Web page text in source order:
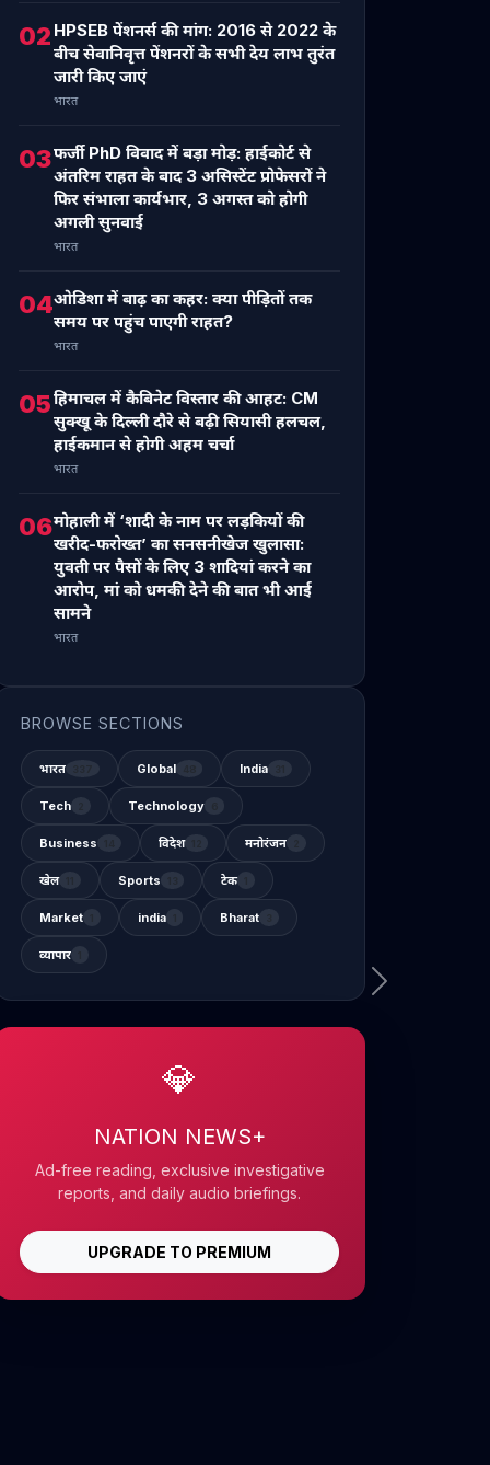
02 HPSEB पेंशनर्स की मांग: 2016 से 2022 के
बीच सेवानिवृत्त पेंशनरों के सभी देय लाभ तुरंत
जारी किए जाएं
भारत
03फर्जी PhD विवाद में बड़ा मोड़: हाईकोर्ट से
अंतरिम राहत के बाद 3 असिस्टेंट प्रोफेसरों ने
फिर संभाला कार्यभार, 3 अगस्त को होगी
अगली सुनवाई
भारत
04ओडिशा में बाढ़ का कहर: क्या पीड़ितों तक
समय पर पहुंच पाएगी राहत?
भारत
05हिमाचल में कैबिनेट विस्तार की आहट: CM
सुक्खू के दिल्ली दौरे से बढ़ी सियासी हलचल,
हाईकमान से होगी अहम चर्चा
भारत
06मोहाली में ‘शादी के नाम पर लड़कियों की
खरीद-फरोख्त’ का सनसनीखेज खुलासा:
युवती पर पैसों के लिए 3 शादियां करने का
आरोप, मां को धमकी देने की बात भी आई
सामने
भारत
BROWSE SECTIONS
भारत Global India
Tech Technology
Business विदेश मनोरंजन
खेल Sports टेक
Market india Bharat
व्यापार
💎
NATION NEWS+
Ad-free reading, exclusive investigative
reports, and daily audio briefings.
UPGRADE TO PREMIUM